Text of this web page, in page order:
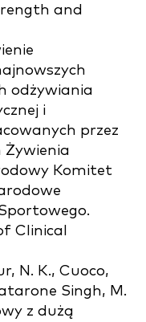
and
odżywiania
i
przez
Żywienia
Komitet
Clinical
N. K., Cuoco,
Singh, M.
z dużą